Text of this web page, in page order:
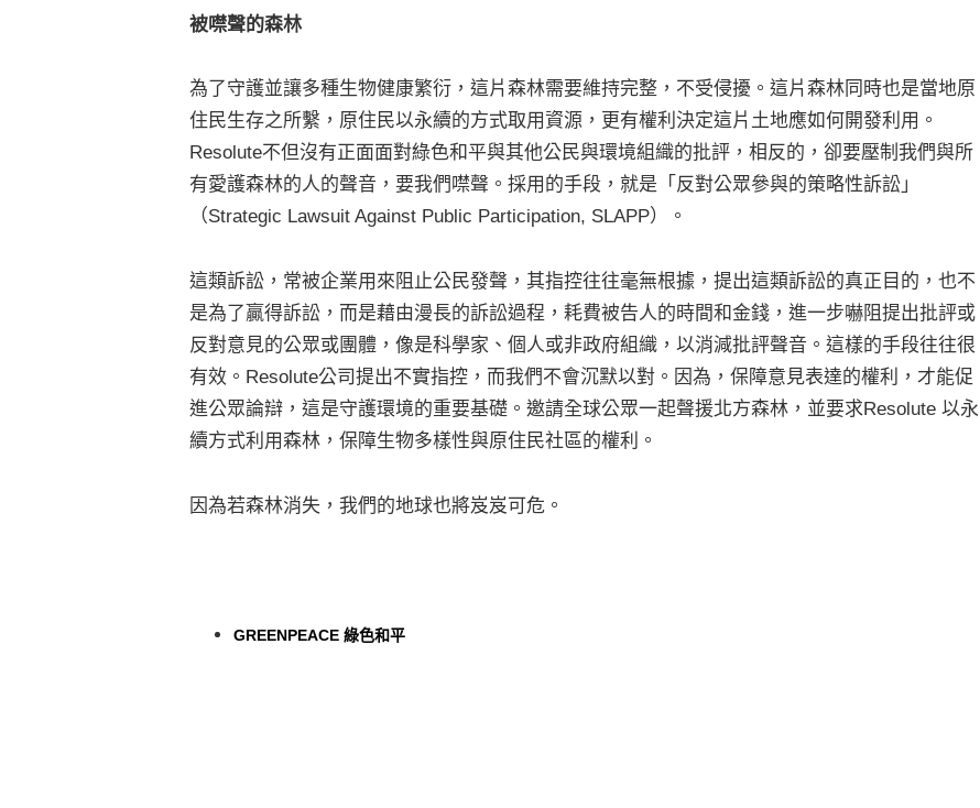
被噤聲的森林
為了守護並讓多種生物健康繁衍，這片森林需要維持完整，不受侵擾。這片森林同時也是當地原
住民生存之所繫，原住民以永續的方式取用資源，更有權利決定這片土地應如何開發利用。
Resolute不但沒有正面面對綠色和平與其他公民與環境組織的批評，相反的，卻要壓制我們與所
有愛護森林的人的聲音，要我們噤聲。採用的手段，就是「反對公眾參與的策略性訴訟」
（Strategic Lawsuit Against Public Participation, SLAPP）。
這類訴訟，常被企業用來阻止公民發聲，其指控往往毫無根據，提出這類訴訟的真正目的，也不
是為了贏得訴訟，而是藉由漫長的訴訟過程，耗費被告人的時間和金錢，進一步嚇阻提出批評或
反對意見的公眾或團體，像是科學家、個人或非政府組織，以消減批評聲音。這樣的手段往往很
有效。Resolute公司提出不實指控，而我們不會沉默以對。因為，保障意見表達的權利，才能促
進公眾論辯，這是守護環境的重要基礎。邀請全球公眾一起聲援北方森林，並要求Resolute 以永
續方式利用森林，保障生物多樣性與原住民社區的權利。
因為若森林消失，我們的地球也將岌岌可危。
GREENPEACE 綠色和平